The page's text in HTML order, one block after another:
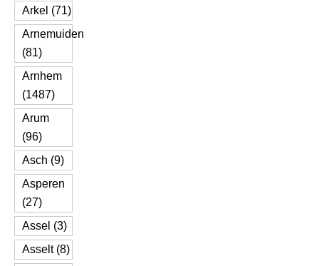
Arkel (71)
Arnemuiden
(81)
Arnhem
(1487)
Arum
(96)
Asch (9)
Asperen
(27)
Assel (3)
Asselt (8)